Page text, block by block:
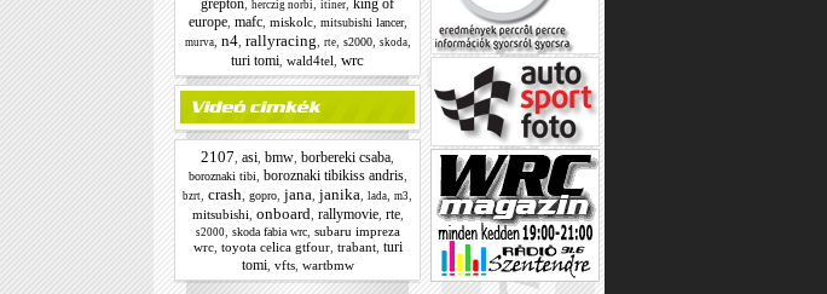
grepton herczig norbi itiner king of
europe, mafc, miskolc, mitsubishi lancer,
murva, n4, rallyracing rte, s2000, skoda,
turi tomi wald4tel wrc
2107 asi bmw borbereki csaba
boroznaki tibi boroznaki tibikiss andris,
bzrt crash gopro jana janika lada m3
mitsubishi onboard rallymovie, rte,
s2000, skoda fabia wrc, subaru impreza
wrc, toyota celica gtfour, trabant, turi
tomi, vfts, wartbmw